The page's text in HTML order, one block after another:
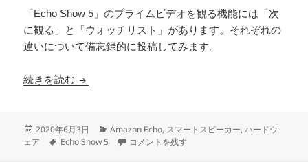
「Echo Show 5」のプライムビデオを観る機能には「次
に観る」と「ウォッチリスト」があります。それぞれの
違いについて備忘録的に投稿してみます。
続きを読む Echo Show 5の［次に観る］と［ウォッチリスト
投
稿
2020年6月3日
カ
Amazon Echo, スマートスピーカー,ハードウ
ェア
タ
Echo Show 5 Echo Show 5の［次に観る］と［ウォッチリス
コメントを残す